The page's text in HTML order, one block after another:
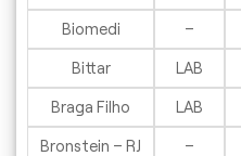
Biomedi –
Bittar LAB
Braga Filho LAB
Bronstein – RJ –